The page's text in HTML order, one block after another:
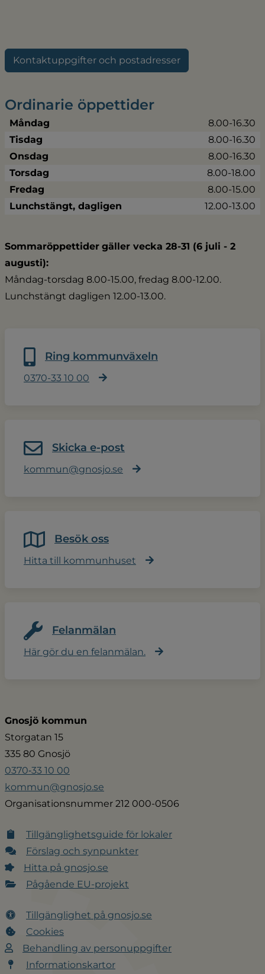
Kontaktuppgifter och postadresser
Ordinarie öppettider
Måndag
8.00-16.30
Tisdag
8.00-16.30
Onsdag
8.00-16.30
Torsdag
8.00-18.00
Fredag
8.00-15.00
Lunchstängt, dagligen
12.00-13.00
Sommaröppettider gäller vecka 28-31 (6 juli - 2
augusti):
Måndag-torsdag 8.00-15.00, fredag 8.00-12.00.
Lunchstängt dagligen 12.00-13.00.
Ring kommunväxeln
0370-33 10 00
Skicka e-post
kommun@gnosjo.se
Besök oss
Hitta till kommunhuset
Felanmälan
Här gör du en felanmälan.
Gnosjö kommun
Storgatan 15
335 80 Gnosjö
0370‑33 10 00
kommun@gnosjo.se
Organisationsnummer 212 000-0506
Tillgänglighetsguide för lokaler
Förslag och synpunkter
Hitta på gnosjo.se
Pågående EU-projekt
Tillgänglighet på gnosjo.se
Cookies
Behandling av personuppgifter
Informationskartor